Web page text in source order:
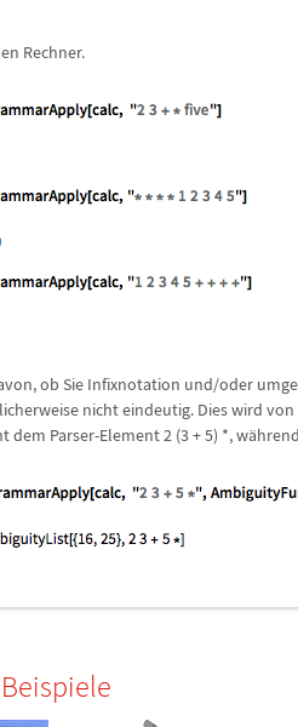
Rechner.
ob Sie Infixnotation und/oder
nicht eindeutig. Dies wird
dem Parser-Element 2 (3 + 5) *, wä